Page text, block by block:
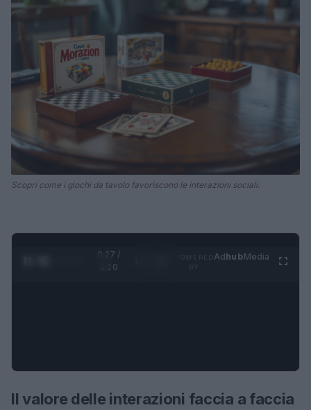
Scopri come i giochi da tavolo favoriscono le interazioni sociali.
0:28 /
1:20
AdhubMedia
Il valore delle interazioni faccia a faccia